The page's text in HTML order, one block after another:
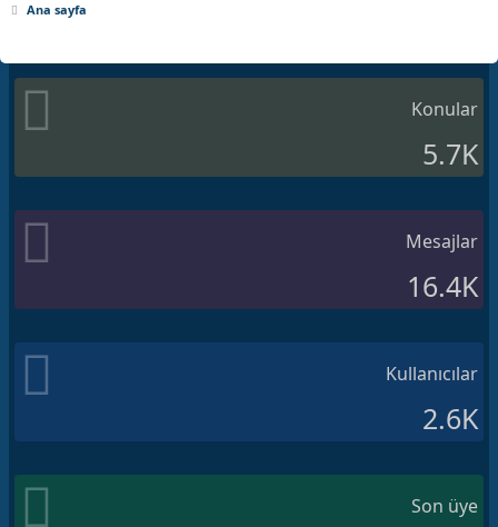
Ana sayfa
Konular
5.7K
Mesajlar
16.4K
Kullanıcılar
2.6K
Son üye